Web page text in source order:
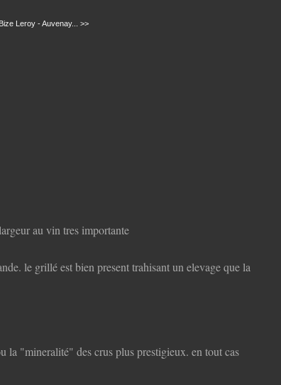
Leroy - Auvenay... >>
au vin tres importante
le grillé est bien present trahisant un elevage que la
la "mineralité" des crus plus prestigieux. en tout cas